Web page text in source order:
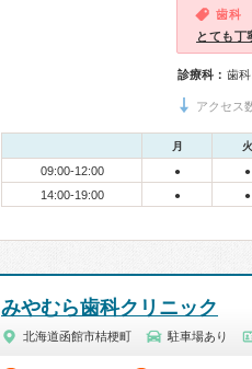
歯科
とても丁
診療科： 歯
アクセス
月 火
09:00-12:00 ● ●
14:00-19:00 ● ●
みやむら歯科クリニック
北海道函館市桔梗町 駐車場あり